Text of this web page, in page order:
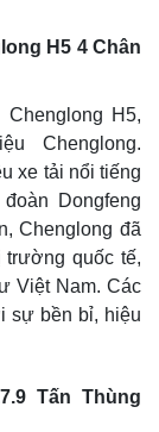
H5 4 Chân
H5,
Chenglong.
xe tải nổi tiếng
Dongfeng
Chenglong đã
trường quốc tế,
Việt Nam. Các
sự bền bỉ, hiệu
Tấn Thùng